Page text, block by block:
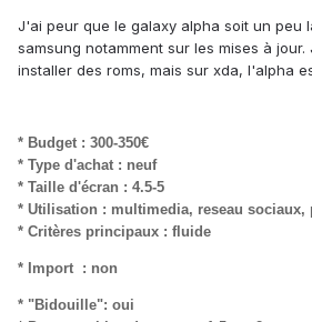
J'ai peur que le galaxy alpha soit un peu
samsung notamment sur les mises à
installer des roms, mais sur xda, l'alpha
* Budget : 300-350€
* Type d'achat : neuf
* Taille d'écran : 4.5-5
* Utilisation : multimedia, reseau sociaux,
* Critères principaux : fluide
* Import : non
* "Bidouille": oui